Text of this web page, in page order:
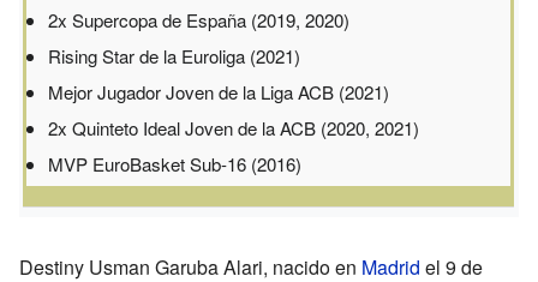
2x Supercopa de España (2019, 2020)
Rising Star de la Euroliga (2021)
Mejor Jugador Joven de la Liga ACB (2021)
2x Quinteto Ideal Joven de la ACB (2020, 2021)
MVP EuroBasket Sub-16 (2016)
Destiny Usman Garuba Alari, nacido en Madrid el 9 de